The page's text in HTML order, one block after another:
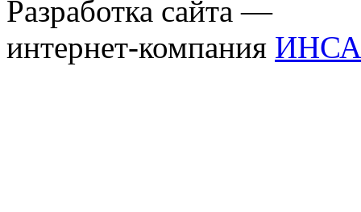
Разработка сайта —
интернет-компания